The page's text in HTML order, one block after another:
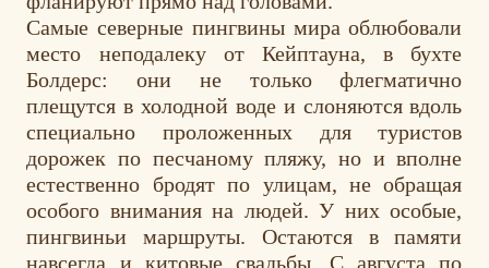
Самые северные пингвины мира облюбовали
место неподалеку от Кейптауна, в бухте
Болдерс: они не только флегматично
плещутся в холодной воде и слоняются вдоль
специально проложенных для туристов
дорожек по песчаному пляжу, но и вполне
естественно бродят по улицам, не обращая
особого внимания на людей. У них особые,
пингвиньи маршруты. Остаются в памяти
навсегда и китовые свадьбы. С августа по